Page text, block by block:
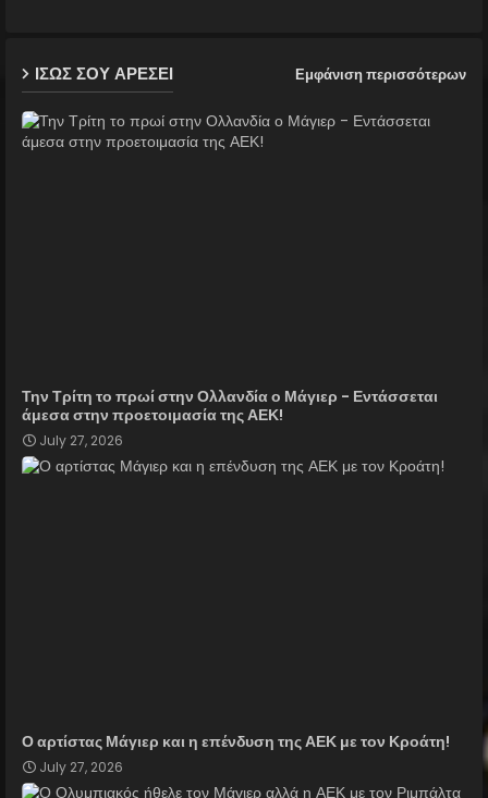
p
ΙΣΩΣ ΣΟΥ ΑΡΕΣΕΙ Εμφάνιση περισσότερων
Την Τρίτη το πρωί στην Ολλανδία ο Μάγιερ - Εντάσσεται
άμεσα στην προετοιμασία της ΑΕΚ!
July 27, 2026
Ο αρτίστας Μάγιερ και η επένδυση της ΑΕΚ με τον Κροάτη!
July 27, 2026